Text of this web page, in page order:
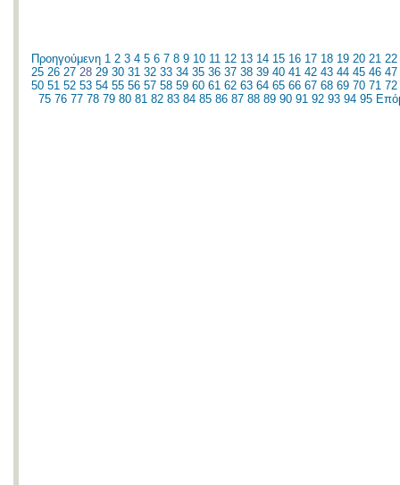
Προηγούμενη 1 2 3 4 5 6 7 8 9 10 11 12 13 14 15 16 17 18 19 20 21 22
25 26 27 28 29 30 31 32 33 34 35 36 37 38 39 40 41 42 43 44 45 46 47
50 51 52 53 54 55 56 57 58 59 60 61 62 63 64 65 66 67 68 69 70 71 72
75 76 77 78 79 80 81 82 83 84 85 86 87 88 89 90 91 92 93 94 95